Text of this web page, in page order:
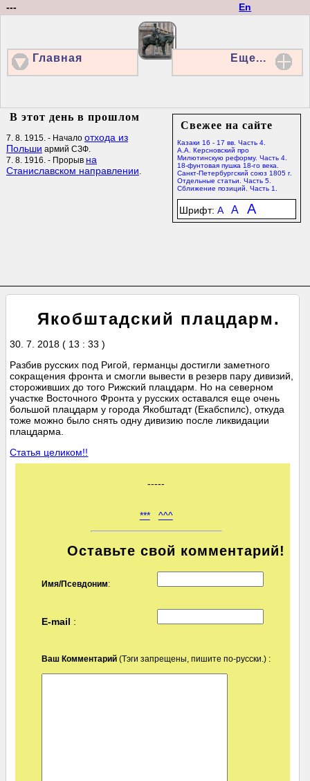
En
---
Главная Еще...
Свежее на сайте
Казаки 16 - 17 вв. Часть 4.
А.А. Керсновский про
Милютинскую реформу. Часть 4.
18-фунтовая пушка 18-го века.
Санкт-Петербургский союз 1805 г.
Отдельные статьи. Часть 5.
Сближение позиций. Часть 1.
Шрифт: A A A
В этот день в прошлом
7. 8. 1915. - Начало отхода из
Польши армий СЗФ.
7. 8. 1916. - Прорыв на
Станиславском направлении.
Якобштадский плацдарм.
30. 7. 2018 ( 13 : 33 )
Разбив русских под Ригой, германцы достигли заметного
сокращения фронта и смогли вывести в резерв пару дивизий,
стороживших до того Рижский плацдарм. Но на северном
участке Восточного Фронта у русских оставался еще очень
большой плацдарм у города Якобштадт (Екабспилс), откуда
тоже можно было снять одну дивизию после ликвидации
плацдарма.
Статья целиком!!
-----
*** ^^^
Оставьте свой комментарий!
Имя/Псевдоним:
E-mail :
Ваш Комментарий (Тэги запрещены, пишите по-русски.) :